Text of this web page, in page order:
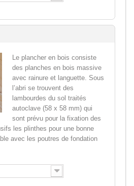
Le plancher en bois consiste
des planches en bois massive
avec rainure et languette. Sous
l’abri se trouvent des
lambourdes du sol traités
autoclave (58 x 58 mm) qui
sont prévu pour la fixation des
les plinthes pour une bonne
avec les poutres de fondation